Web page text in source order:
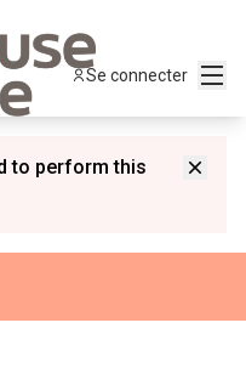
Se connecter
to perform this